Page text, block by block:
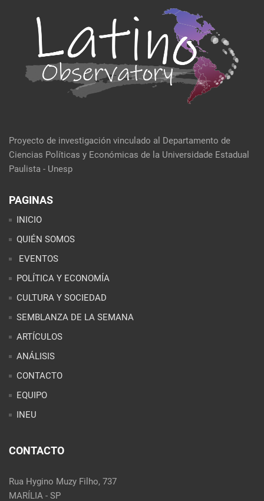
Proyecto de investigación vinculado al Departamento de
Ciencias Políticas y Económicas de la Universidade Estadual
Paulista - Unesp
QUIÉN SOMOS
EVENTOS
CULTURA Y SOCIEDAD
SEMBLANZA DE LA SEMANA
ARTÍCULOS
ANÁLISIS
CONTACTO
EQUIPO
INEU
CONTACTO
MARÍLIA - SP
contato@latinoobservatory.org
Idioma
REDES SOCIALES